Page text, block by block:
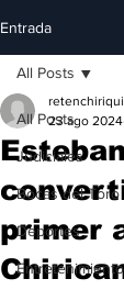
Entrada
All Posts
Judiciales
Bocas del Toro
Deportes
Entretenimiento
All Posts
primer
retenchiriqui
23 ago 2024